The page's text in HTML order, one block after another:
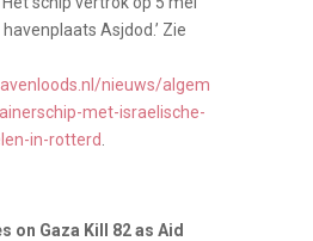
Asjdod.’ Zie
nieuws/algem
met-israelische-
in-rotterd
on Gaza Kill 82 as Aid